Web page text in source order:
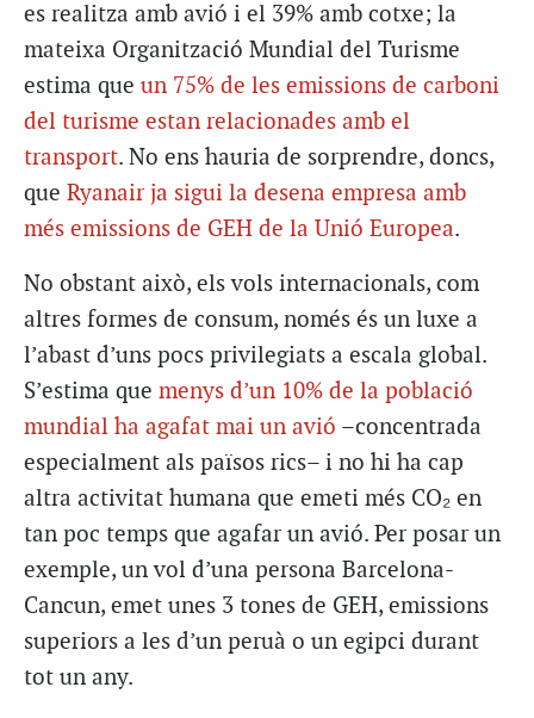
es realitza amb avió i el 39% amb cotxe; la
mateixa Organització Mundial del Turisme
estima que un 75% de les emissions de carboni
del turisme estan relacionades amb el
transport. No ens hauria de sorprendre, doncs,
que Ryanair ja sigui la desena empresa amb
més emissions de GEH de la Unió Europea.
No obstant això, els vols internacionals, com
altres formes de consum, només és un luxe a
l’abast d’uns pocs privilegiats a escala global.
S’estima que menys d’un 10% de la població
mundial ha agafat mai un avió –concentrada
especialment als països rics– i no hi ha cap
altra activitat humana que emeti més CO₂ en
tan poc temps que agafar un avió. Per posar un
exemple, un vol d’una persona Barcelona-
Cancun, emet unes 3 tones de GEH, emissions
superiors a les d’un peruà o un egipci durant
tot un any.